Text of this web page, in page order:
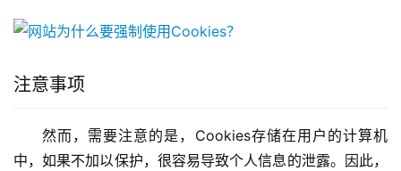
注意事项
然而，需要注意的是，Cookies存储在用户的计算机
中，如果不加以保护，很容易导致个人信息的泄露。因此，